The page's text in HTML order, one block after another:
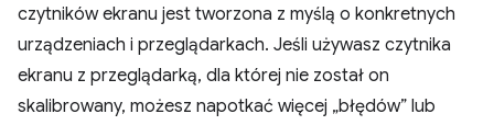
czytników ekranu jest tworzona z myślą o konkretnych
urządzeniach i przeglądarkach. Jeśli używasz czytnika
ekranu z przeglądarką, dla której nie został on
skalibrowany, możesz napotkać więcej „błędów” lub